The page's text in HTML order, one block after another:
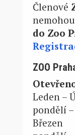
Členové
do Zoo
ZOO
Leden –
pondělí –
Březen